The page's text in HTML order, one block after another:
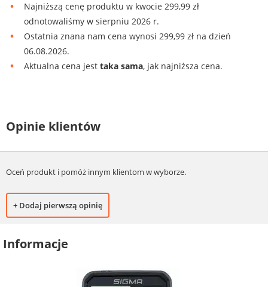
Najniższą cenę produktu w kwocie 299,99 zł
odnotowaliśmy w sierpniu 2026 r.
Ostatnia znana nam cena wynosi 299,99 zł na dzień
06.08.2026.
Aktualna cena jest taka sama, jak najniższa cena.
Opinie klientów
Oceń produkt i pomóż innym klientom w wyborze.
+ Dodaj pierwszą opinię
Informacje